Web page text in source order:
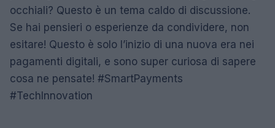
occhiali? Questo è un tema caldo di discussione.
Se hai pensieri o esperienze da condividere, non
esitare! Questo è solo l’inizio di una nuova era nei
pagamenti digitali, e sono super curiosa di sapere
cosa ne pensate! #SmartPayments
#TechInnovation